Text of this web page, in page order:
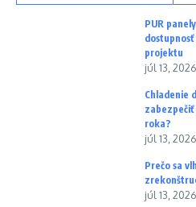
PUR
projektu
júl 13, 2026
Chladenie
roka?
júl 13, 2026
Prečo sa
júl 13, 2026